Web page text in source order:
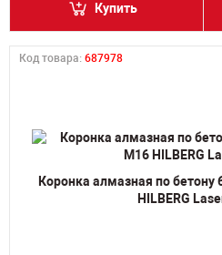
Купить
Код товара: 687978
Коронка алмазная по бетону
HILBERG